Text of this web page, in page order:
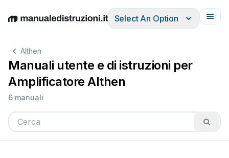
EnglishDeutschEspañolItalianoFrançais
Select An Option
Althen
Manuali utente e di istruzioni per
Amplificatore Althen
6 manuali